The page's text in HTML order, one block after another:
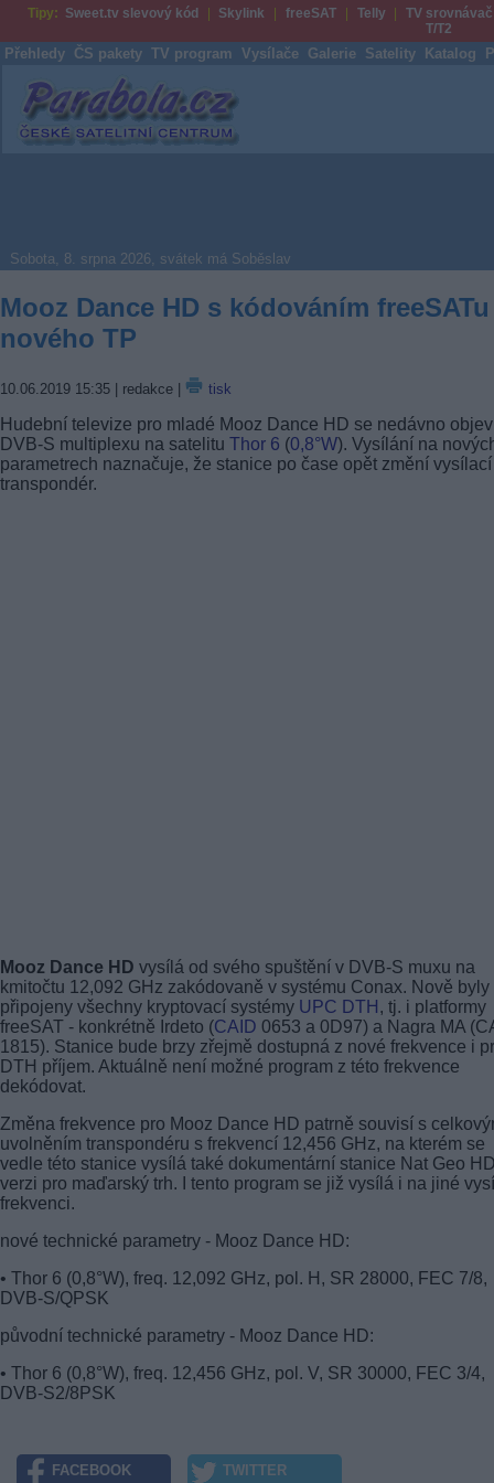
Tipy: Sweet.tv slevový kód Skylink freeSAT Telly
TV srovnávač
T/T2
Přehledy ČS pakety TV program Vysílače Galerie Satelity Katalog
Parabola.cz
Sobota, 8. srpna 2026, svátek má Soběslav
Mooz Dance HD s kódováním
nového TP
10.06.2019 15:35 | redakce | tisk
Hudební televize pro mladé Mooz Dance HD se nedávno
DVB-S multiplexu na satelitu Thor 6 (0,8°W). Vysílání na
parametrech naznačuje, že stanice po čase opět změní vysílací
transpondér.
Mooz Dance HD vysílá od svého spuštění v DVB-S muxu na
kmitočtu 12,092 GHz zakódovaně v systému Conax. Nově byly
připojeny všechny kryptovací systémy UPC DTH , tj. i platformy
freeSAT - konkrétně Irdeto (CAID 0653 a 0D97) a Nagra MA
1815). Stanice bude brzy zřejmě dostupná z nové frekvence i
DTH příjem. Aktuálně není možné program z této frekvence
dekódovat.
Změna frekvence pro Mooz Dance HD patrně souvisí s
uvolněním transpondéru s frekvencí 12,456 GHz, na kterém se
vedle této stanice vysílá také dokumentární stanice Nat Geo
verzi pro maďarský trh. I tento program se již vysílá i na jiné
frekvenci.
nové technické parametry - Mooz Dance HD:
• Thor 6 (0,8°W), freq. 12,092 GHz, pol. H, SR 28000, FEC 7/8,
DVB-S/QPSK
původní technické parametry - Mooz Dance HD:
• Thor 6 (0,8°W), freq. 12,456 GHz, pol. V, SR 30000, FEC 3/4,
DVB-S2/8PSK
FACEBOOK TWITTER